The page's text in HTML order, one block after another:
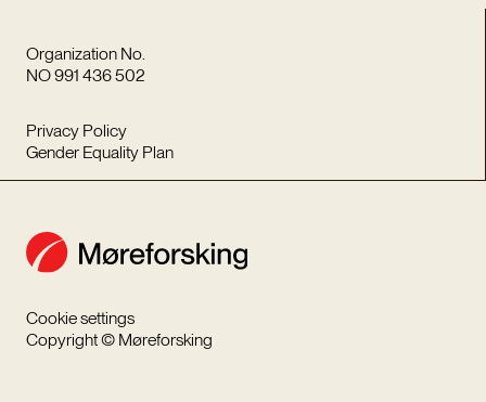
Organization No.
NO 991 436 502
Privacy Policy
Gender Equality Plan
Cookie settings
Copyright © Møreforsking